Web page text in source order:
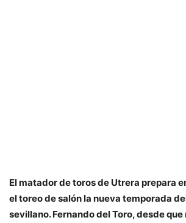
El matador de toros de Utrera prepara
el toreo de salón la nueva temporada
sevillano. Fernando del Toro, desde